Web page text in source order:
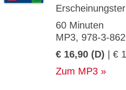
60 Minuten
MP3, 978-3-
€ 16,90 (D) | €
Zum MP3